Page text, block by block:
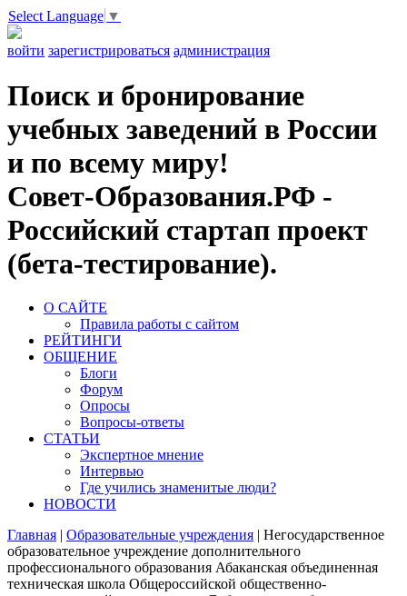
Select Language ▼
войти зарегистрироваться администрация
Поиск и бронирование
учебных заведений в России
и по всему миру!
Совет-Образования.РФ -
Российский стартап проект
(бета-тестирование).
О САЙТЕ
Правила работы с сайтом
РЕЙТИНГИ
ОБЩЕНИЕ
Блоги
Форум
Опросы
Вопросы-ответы
СТАТЬИ
Экспертное мнение
Интервью
Где учились знаменитые люди?
НОВОСТИ
Главная | Образовательные учреждения | Негосударственное
образовательное учреждение дополнительного
профессионального образования Абаканская объединенная
техническая школа Общероссийской общественно-